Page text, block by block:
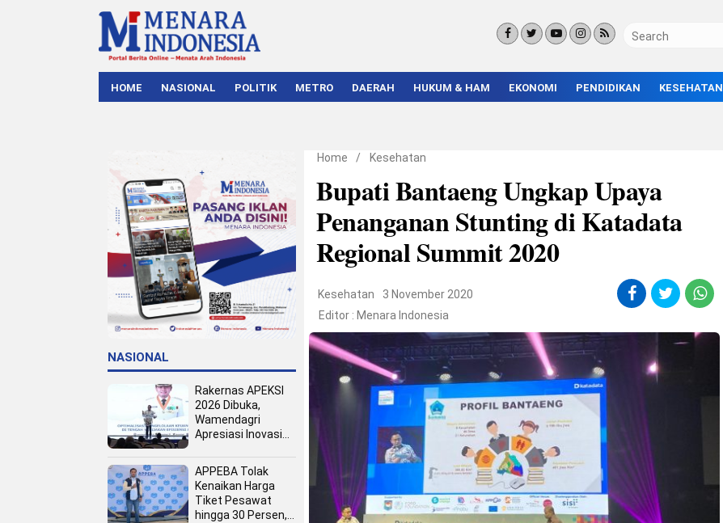
HOME NASIONAL POLITIK METRO DAERAH HUKUM & HAM EKONOMI PENDIDIKAN KESEHATAN
NASIONAL
Rakernas APEKSI
2026 Dibuka,
Wamendagri
Apresiasi Inovasi
Tingkat Kota
APPEBA Tolak
Kenaikan Harga
Tiket Pesawat
hingga 30 Persen,
Home / Kesehatan
Bupati Bantaeng Ungkap Upaya
Penanganan Stunting di Katadata
Regional Summit 2020
Kesehatan
3 November 2020
Editor : Menara Indonesia